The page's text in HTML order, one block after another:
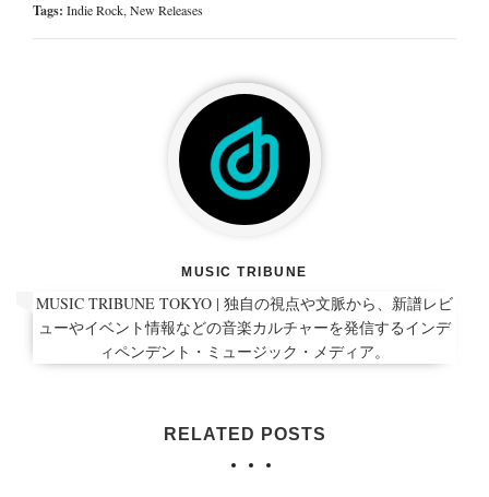
Tags: Indie Rock,New Releases
MUSIC TRIBUNE
MUSIC TRIBUNE TOKYO | 独自の視点や文脈から、新譜レビ
ューやイベント情報などの音楽カルチャーを発信するインデ
ィペンデント・ミュージック・メディア。
RELATED POSTS